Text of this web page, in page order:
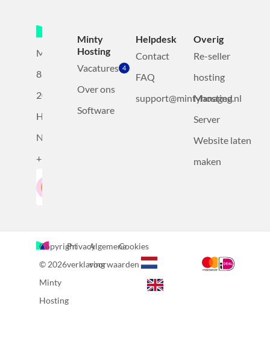
Mollerusweg
82
2031BZ
Haarlem,
Nederland
+31232305815
Minty
Hosting
Vacatures 4
Over ons
Software
Helpdesk
Contact
FAQ
support@mintyhosting.nl
Overig
Re-seller
hosting
Managed
Server
Website laten
maken
Copyright
© 2026
Minty
Hosting
Privacy
verklaring
Algemene
voorwaarden
Cookies